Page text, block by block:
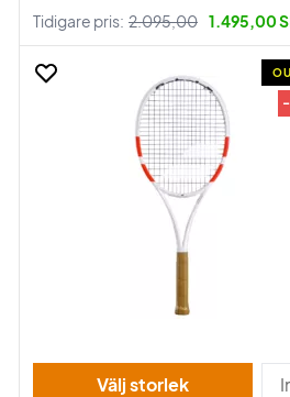
Tidigare pris: 2.095,00 1.495,00
Välj storlek